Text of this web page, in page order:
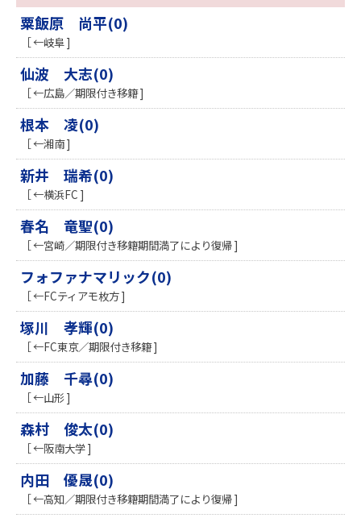
粟飯原 尚平(0)
［ ←岐阜 ]
仙波 大志(0)
［ ←広島／期限付き移籍 ]
根本 凌(0)
［ ←湘南 ]
新井 瑞希(0)
［ ←横浜FC ]
春名 竜聖(0)
［ ←宮崎／期限付き移籍期間満了により復帰 ]
フォファナマリック(0)
［ ←FCティアモ枚方 ]
塚川 孝輝(0)
［ ←FC東京／期限付き移籍 ]
加藤 千尋(0)
［ ←山形 ]
森村 俊太(0)
［ ←阪南大学 ]
内田 優晟(0)
［ ←高知／期限付き移籍期間満了により復帰 ]